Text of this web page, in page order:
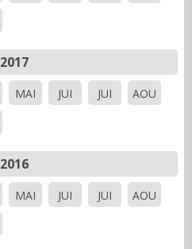
2017
MAI JUI JUI
AOU
2016
MAI JUI JUI
AOU